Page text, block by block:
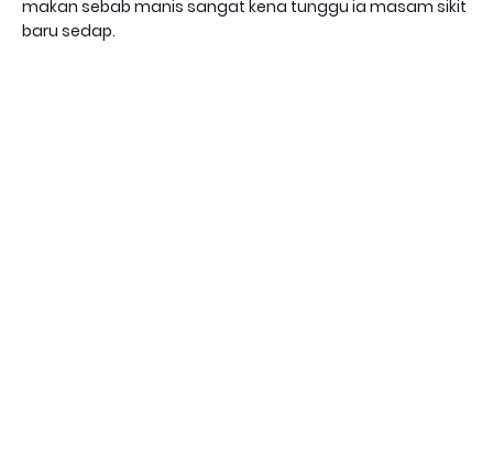
makan sebab manis sangat kena tunggu ia masam sikit
baru sedap.